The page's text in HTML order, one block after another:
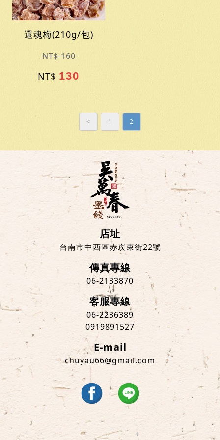
還魂梅(210g/包)
NT$ 160
NT$ 130
< 1 2
店址
台南市中西區赤崁東街22號
傳真專線
06-2133870
客服專線
06-2236389
0919891527
E-mail
chuyau66@gmail.com